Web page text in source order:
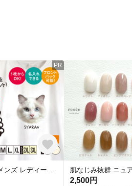
PR
2,500円